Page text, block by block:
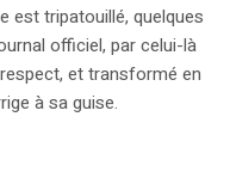
est tripatouillé, quelques
officiel, par celui-là
et transformé en
à sa guise.